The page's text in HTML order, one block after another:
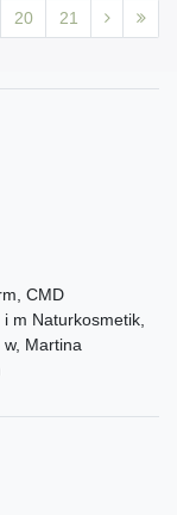
20 21
CMD
m Naturkosmetik,
Martina